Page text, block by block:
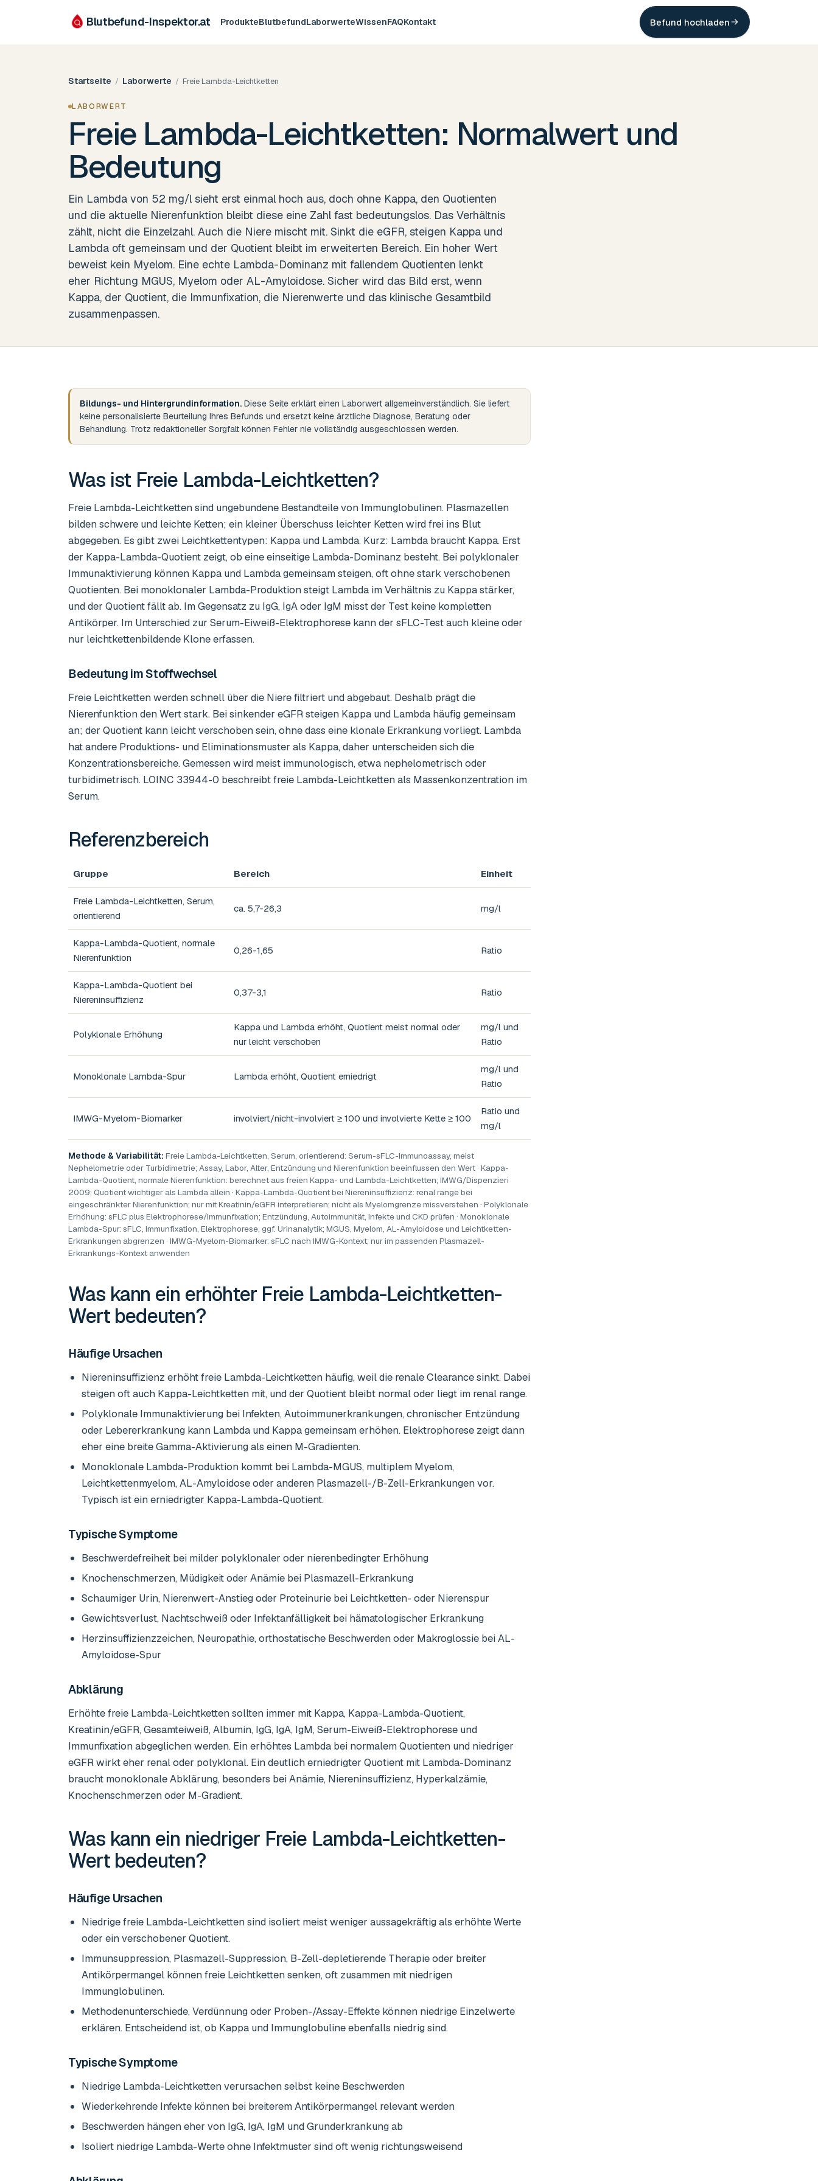
Blutbefund-Inspektor.at ProdukteBlutbefundLaborwerteWissenFAQKontakt Befund hochladen
Startseite / Laborwerte / Freie Lambda-Leichtketten
LABORWERT
Freie Lambda-Leichtketten: Normalwert und
Bedeutung
Ein Lambda von 52 mg/l sieht erst einmal hoch aus, doch ohne Kappa, den Quotienten
und die aktuelle Nierenfunktion bleibt diese eine Zahl fast bedeutungslos. Das Verhältnis
zählt, nicht die Einzelzahl. Auch die Niere mischt mit. Sinkt die eGFR, steigen Kappa und
Lambda oft gemeinsam und der Quotient bleibt im erweiterten Bereich. Ein hoher Wert
beweist kein Myelom. Eine echte Lambda-Dominanz mit fallendem Quotienten lenkt
eher Richtung MGUS, Myelom oder AL-Amyloidose. Sicher wird das Bild erst, wenn
Kappa, der Quotient, die Immunfixation, die Nierenwerte und das klinische Gesamtbild
zusammenpassen.
Bildungs- und Hintergrundinformation. Diese Seite erklärt einen Laborwert allgemeinverständlich. Sie liefert
keine personalisierte Beurteilung Ihres Befunds und ersetzt keine ärztliche Diagnose, Beratung oder
Behandlung. Trotz redaktioneller Sorgfalt können Fehler nie vollständig ausgeschlossen werden.
Was ist Freie Lambda-Leichtketten?
Freie Lambda-Leichtketten sind ungebundene Bestandteile von Immunglobulinen. Plasmazellen
bilden schwere und leichte Ketten; ein kleiner Überschuss leichter Ketten wird frei ins Blut
abgegeben. Es gibt zwei Leichtkettentypen: Kappa und Lambda. Kurz: Lambda braucht Kappa. Erst
der Kappa-Lambda-Quotient zeigt, ob eine einseitige Lambda-Dominanz besteht. Bei polyklonaler
Immunaktivierung können Kappa und Lambda gemeinsam steigen, oft ohne stark verschobenen
Quotienten. Bei monoklonaler Lambda-Produktion steigt Lambda im Verhältnis zu Kappa stärker,
und der Quotient fällt ab. Im Gegensatz zu IgG, IgA oder IgM misst der Test keine kompletten
Antikörper. Im Unterschied zur Serum-Eiweiß-Elektrophorese kann der sFLC-Test auch kleine oder
nur leichtkettenbildende Klone erfassen.
Bedeutung im Stoffwechsel
Freie Leichtketten werden schnell über die Niere filtriert und abgebaut. Deshalb prägt die
Nierenfunktion den Wert stark. Bei sinkender eGFR steigen Kappa und Lambda häufig gemeinsam
an; der Quotient kann leicht verschoben sein, ohne dass eine klonale Erkrankung vorliegt. Lambda
hat andere Produktions- und Eliminationsmuster als Kappa, daher unterscheiden sich die
Konzentrationsbereiche. Gemessen wird meist immunologisch, etwa nephelometrisch oder
turbidimetrisch. LOINC 33944-0 beschreibt freie Lambda-Leichtketten als Massenkonzentration im
Serum.
Referenzbereich
Gruppe Bereich Einheit
Freie Lambda-Leichtketten, Serum,
orientierend
ca. 5,7-26,3 mg/l
Kappa-Lambda-Quotient, normale
Nierenfunktion
0,26-1,65 Ratio
Kappa-Lambda-Quotient bei
Niereninsuffizienz
0,37-3,1 Ratio
Polyklonale Erhöhung
Kappa und Lambda erhöht, Quotient meist normal oder
nur leicht verschoben
mg/l und
Ratio
Monoklonale Lambda-Spur Lambda erhöht, Quotient erniedrigt
mg/l und
Ratio
IMWG-Myelom-Biomarker involviert/nicht-involviert ≥ 100 und involvierte Kette ≥ 100
Ratio und
mg/l
Methode & Variabilität: Freie Lambda-Leichtketten, Serum, orientierend: Serum-sFLC-Immunoassay, meist
Nephelometrie oder Turbidimetrie; Assay, Labor, Alter, Entzündung und Nierenfunktion beeinflussen den Wert · Kappa-
Lambda-Quotient, normale Nierenfunktion: berechnet aus freien Kappa- und Lambda-Leichtketten; IMWG/Dispenzieri
2009; Quotient wichtiger als Lambda allein · Kappa-Lambda-Quotient bei Niereninsuffizienz: renal range bei
eingeschränkter Nierenfunktion; nur mit Kreatinin/eGFR interpretieren; nicht als Myelomgrenze missverstehen · Polyklonale
Erhöhung: sFLC plus Elektrophorese/Immunfixation; Entzündung, Autoimmunität, Infekte und CKD prüfen · Monoklonale
Lambda-Spur: sFLC, Immunfixation, Elektrophorese, ggf. Urinanalytik; MGUS, Myelom, AL-Amyloidose und Leichtketten-
Erkrankungen abgrenzen · IMWG-Myelom-Biomarker: sFLC nach IMWG-Kontext; nur im passenden Plasmazell-
Erkrankungs-Kontext anwenden
Was kann ein erhöhter Freie Lambda-Leichtketten-
Wertbedeuten?
Häufige Ursachen
Niereninsuffizienz erhöht freie Lambda-Leichtketten häufig, weil die renale Clearance sinkt. Dabei
steigen oft auch Kappa-Leichtketten mit, und der Quotient bleibt normal oder liegt im renal range.
Polyklonale Immunaktivierung bei Infekten, Autoimmunerkrankungen, chronischer Entzündung
oder Lebererkrankung kann Lambda und Kappa gemeinsam erhöhen. Elektrophorese zeigt dann
eher eine breite Gamma-Aktivierung als einen M-Gradienten.
Monoklonale Lambda-Produktion kommt bei Lambda-MGUS, multiplem Myelom,
Leichtkettenmyelom, AL-Amyloidose oder anderen Plasmazell-/B-Zell-Erkrankungen vor.
Typisch ist ein erniedrigter Kappa-Lambda-Quotient.
Typische Symptome
Beschwerdefreiheit bei milder polyklonaler oder nierenbedingter Erhöhung
Knochenschmerzen, Müdigkeit oder Anämie bei Plasmazell-Erkrankung
Schaumiger Urin, Nierenwert-Anstieg oder Proteinurie bei Leichtketten- oder Nierenspur
Gewichtsverlust, Nachtschweiß oder Infektanfälligkeit bei hämatologischer Erkrankung
Herzinsuffizienzzeichen, Neuropathie, orthostatische Beschwerden oder Makroglossie bei AL-
Amyloidose-Spur
Abklärung
Erhöhte freie Lambda-Leichtketten sollten immer mit Kappa, Kappa-Lambda-Quotient,
Kreatinin/eGFR, Gesamteiweiß, Albumin, IgG, IgA, IgM, Serum-Eiweiß-Elektrophorese und
Immunfixation abgeglichen werden. Ein erhöhtes Lambda bei normalem Quotienten und niedriger
eGFR wirkt eher renal oder polyklonal. Ein deutlich erniedrigter Quotient mit Lambda-Dominanz
braucht monoklonale Abklärung, besonders bei Anämie, Niereninsuffizienz, Hyperkalzämie,
Knochenschmerzen oder M-Gradient.
Was kann ein niedriger Freie Lambda-Leichtketten-
Wertbedeuten?
Häufige Ursachen
Niedrige freie Lambda-Leichtketten sind isoliert meist weniger aussagekräftig als erhöhte Werte
oder ein verschobener Quotient.
Immunsuppression, Plasmazell-Suppression, B-Zell-depletierende Therapie oder breiter
Antikörpermangel können freie Leichtketten senken, oft zusammen mit niedrigen
Immunglobulinen.
Methodenunterschiede, Verdünnung oder Proben-/Assay-Effekte können niedrige Einzelwerte
erklären. Entscheidend ist, ob Kappa und Immunglobuline ebenfalls niedrig sind.
Typische Symptome
Niedrige Lambda-Leichtketten verursachen selbst keine Beschwerden
Wiederkehrende Infekte können bei breiterem Antikörpermangel relevant werden
Beschwerden hängen eher von IgG, IgA, IgM und Grunderkrankung ab
Isoliert niedrige Lambda-Werte ohne Infektmuster sind oft wenig richtungsweisend